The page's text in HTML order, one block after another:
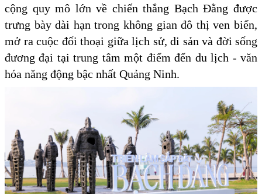
cộng quy mô lớn về chiến thắng Bạch Đằng được
trưng bày dài hạn trong không gian đô thị ven biển,
mở ra cuộc đối thoại giữa lịch sử, di sản và đời sống
đương đại tại trung tâm một điểm đến du lịch - văn
hóa năng động bậc nhất Quảng Ninh.